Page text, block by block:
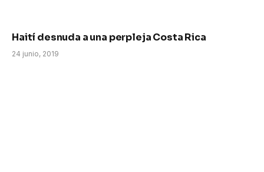
Haití desnuda a una perpleja Costa Rica
24 junio, 2019